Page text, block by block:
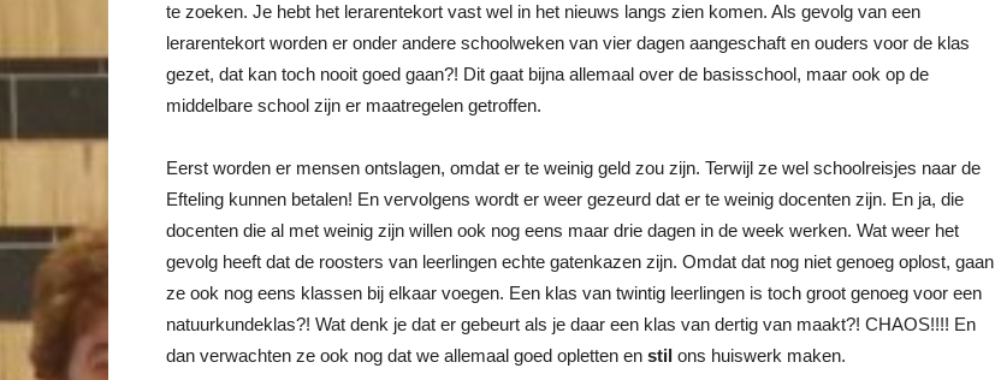
te zoeken. Je hebt het lerarentekort vast wel in het nieuws langs zien komen. Als gevolg van een
lerarentekort worden er onder andere schoolweken van vier dagen aangeschaft en ouders voor de klas
gezet, dat kan toch nooit goed gaan?! Dit gaat bijna allemaal over de basisschool, maar ook op de
middelbare school zijn er maatregelen getroffen.
Eerst worden er mensen ontslagen, omdat er te weinig geld zou zijn. Terwijl ze wel schoolreisjes naar de
Efteling kunnen betalen! En vervolgens wordt er weer gezeurd dat er te weinig docenten zijn. En ja, die
docenten die al met weinig zijn willen ook nog eens maar drie dagen in de week werken. Wat weer het
gevolg heeft dat de roosters van leerlingen echte gatenkazen zijn. Omdat dat nog niet genoeg oplost, gaan
ze ook nog eens klassen bij elkaar voegen. Een klas van twintig leerlingen is toch groot genoeg voor een
natuurkundeklas?! Wat denk je dat er gebeurt als je daar een klas van dertig van maakt?! CHAOS!!!! En
dan verwachten ze ook nog dat we allemaal goed opletten en stil ons huiswerk maken.